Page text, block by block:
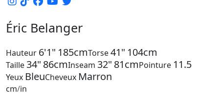
Éric Belanger
Hauteur 6'1" 185cmTorse41" 104cm
Taille 34" 86cmInseam 32" 81cmPointure 11.5
Yeux BleuCheveux Marron
cm/in